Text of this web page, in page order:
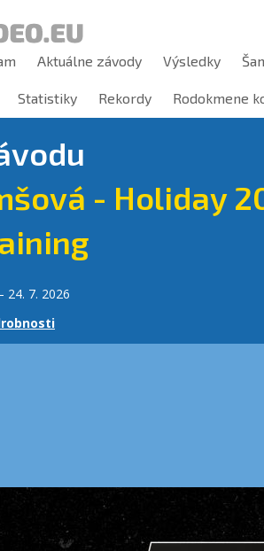
Aktuálne závody Výsledky
Statistiky Rekordy Rodokmene
- Holiday
24. 7. 2026